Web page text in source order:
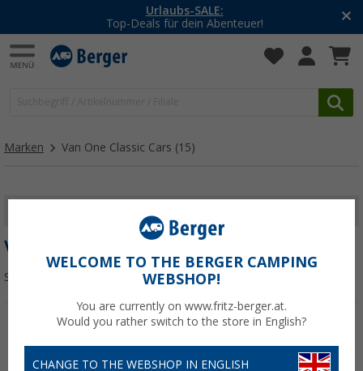
Urlaubs-SALE:
Top-Deals für dein Abenteuer!
Marken Van One Classic Cars (15)
VAN ONE CLASSIC CARS
Sortieren:
WELCOME TO THE BERGER CAMPING
WEBSHOP!
You are currently on www.fritz-berger.at.
Would you rather switch to the store in English?
CHANGE TO THE WEBSHOP IN ENGLISH